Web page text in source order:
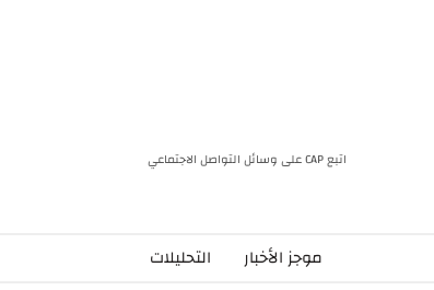
اتبع CAP على وسائل التواصل الاجتماعي
موجز الأخبار التحليلات